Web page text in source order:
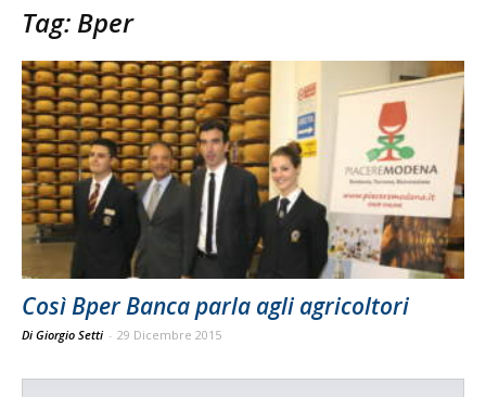
Tag: Bper
Così Bper Banca parla agli agricoltori
Di Giorgio Setti - 29 Dicembre 2015